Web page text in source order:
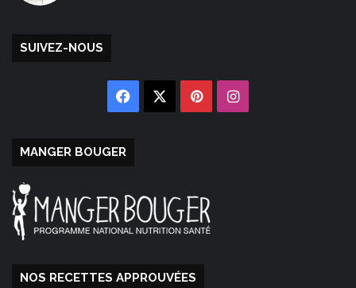
SUIVEZ-NOUS
Facebook PinterestInstagram
MANGER BOUGER
NOS RECETTES APPROUVÉES